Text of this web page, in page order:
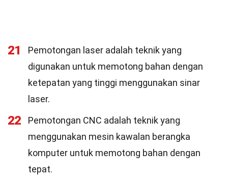
21
Pemotongan laser adalah teknik yang
digunakan untuk memotong bahan dengan
ketepatan yang tinggi menggunakan sinar
laser.
22
Pemotongan CNC adalah teknik yang
menggunakan mesin kawalan berangka
komputer untuk memotong bahan dengan
tepat.